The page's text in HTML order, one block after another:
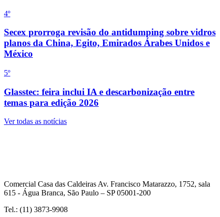
4º
Secex prorroga revisão do antidumping sobre vidros
planos da China, Egito, Emirados Árabes Unidos e
México
5º
Glasstec: feira inclui IA e descarbonização entre
temas para edição 2026
Ver todas as notícias
Comercial Casa das Caldeiras Av. Francisco Matarazzo, 1752, sala
615 - Água Branca, São Paulo – SP 05001-200
Tel.: (11) 3873-9908